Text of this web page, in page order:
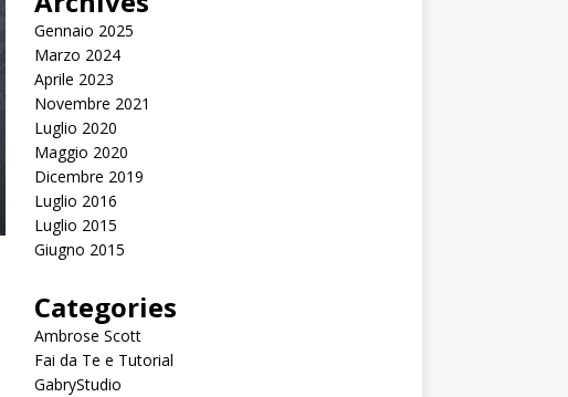
Gennaio 2025
Marzo 2024
Aprile 2023
Novembre 2021
Luglio 2020
Maggio 2020
Dicembre 2019
Luglio 2016
Luglio 2015
Giugno 2015
Categories
Ambrose Scott
Fai da Te e Tutorial
GabryStudio